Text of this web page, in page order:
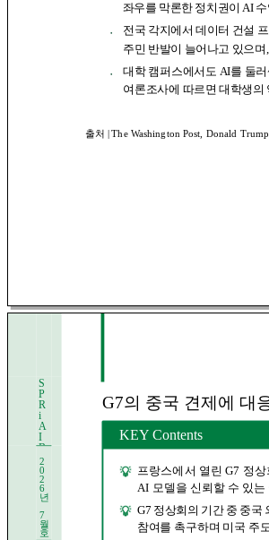
좌우를 막론한 정치권이 AI
●
전국 각지에서 데이터 건설
주민 반발이 늘어나고 있으
●
대학 캠퍼스에서도 AI를 둘
여론조사에 따르면 대학생
출처 | The Washington Post, Donald
S
P
R
i
A
I
B
r
i
e
f
2
0
2
6
년
7
월
호
G7의 중국 견제에 대
KEY Contents
프랑스에서 열린 G7 정
AI 모델을 신뢰할 수 있는
G7 정상회의 기간 중 중국
참여를 촉구하며 미국 주